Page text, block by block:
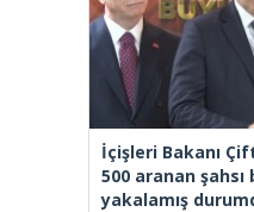
İçişleri Bakanı
500 aranan şahsı
yakalamış